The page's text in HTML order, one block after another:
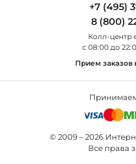
Уличные светильники
+7 (495)
8 (800)
Колл-центр
с 08:00 до
Прием заказов
© 2009 – 2026
Все права